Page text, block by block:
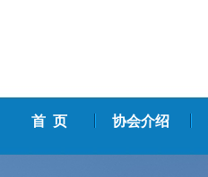
首 页 协会介绍